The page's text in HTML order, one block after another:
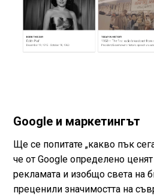
Google и маркетингът
Ще се попитате „какво пък
че от Google определено
рекламата и изобщо света на
преценили значимостта на